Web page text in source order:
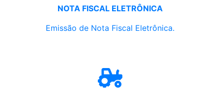
NOTA FISCAL ELETRÔNICA
Emissão de Nota Fiscal Eletrônica.